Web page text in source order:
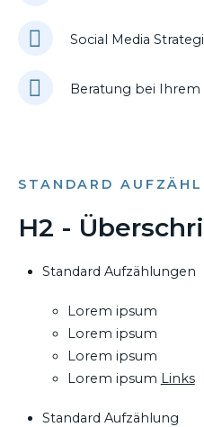
Social Media
Beratung bei Ihrem
STANDARD
H2 -
Standard Aufzählungen
Lorem ipsum
Lorem ipsum
Lorem ipsum
Lorem ipsum Links
Standard Aufzählung